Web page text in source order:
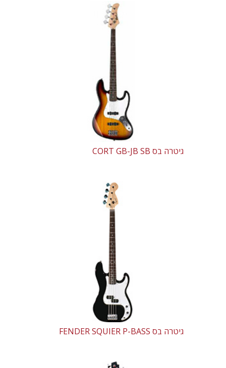
גיטרה בס CORT GB-JB SB
גיטרה בס FENDER SQUIER P-BASS